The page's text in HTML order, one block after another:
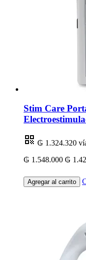
Stim Care
₲ 1.324.320
₲ 1.548.000 ₲
Agregar al carrito